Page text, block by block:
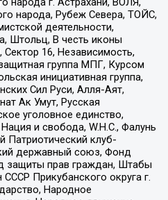
народа, Рубеж Севера, ТОЙС,
деятельности,
Штольц, В честь иконы
16, Независимость,
группа МПГ, Курсом
инициативная группа,
Сил Руси, Алля-Аят,
Ак Умут, Русская
уголовное единство,
и свобода, W.H.С., Фалунь
Патриотический клуб-
державный союз, Фонд
защиты прав граждан, Штабы
Прикубанского округа г.
Народное